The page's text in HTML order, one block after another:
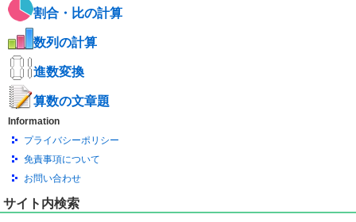
割合・比の計算
数列の計算
進数変換
算数の文章題
Information
プライバシーポリシー
免責事項について
お問い合わせ
サイト内検索